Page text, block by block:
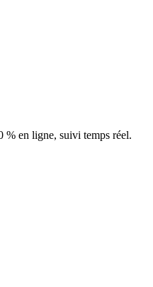
% en ligne, suivi temps réel.